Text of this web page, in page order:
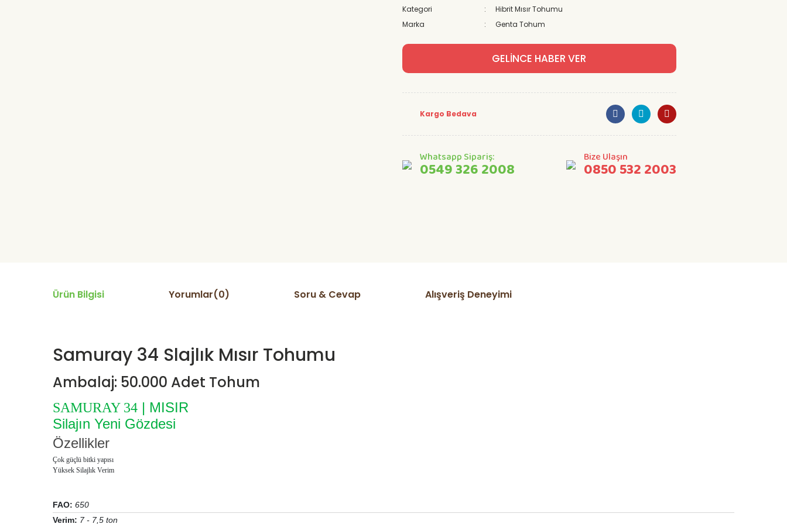
Kategori
Hibrit Mısır Tohumu
Marka
Genta Tohum
GELİNCE HABER VER
Kargo Bedava
Whatsapp Sipariş:
0549 326 2008
Bize Ulaşın
0850 532 2003
Ürün Bilgisi Yorumlar(0) Soru & Cevap Alışveriş Deneyimi
Samuray 34 Slajlık Mısır Tohumu
Ambalaj: 50.000 Adet Tohum
SAMURAY 34 | MISIR
Silajın Yeni Gözdesi
Özellikler
Çok güçlü bitki yapısı
Yüksek Silajlık Verim
FAO: 650
Verim: 7 - 7,5 ton